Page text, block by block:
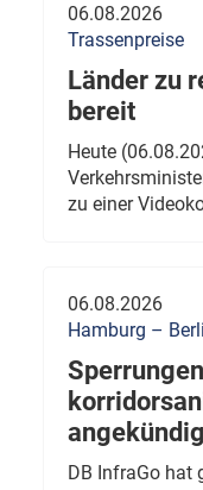
06.08.2026
Trassenpreise
Länder zu
bereit
Heute
zu einer
06.08.2026
Hamburg –
DB InfraGo hat